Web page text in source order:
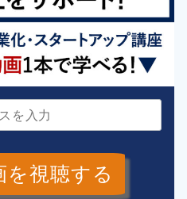
を視聴する